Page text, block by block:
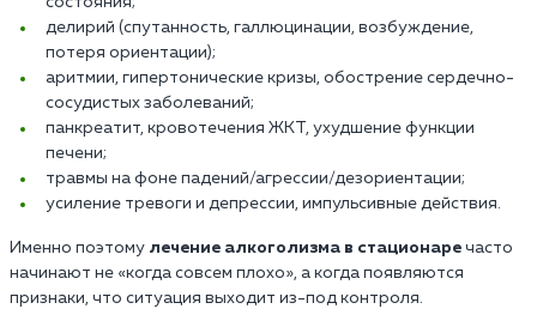
делирий (спутанность, галлюцинации, возбуждение,
потеря ориентации);
аритмии, гипертонические кризы, обострение сердечно-
сосудистых заболеваний;
панкреатит, кровотечения ЖКТ, ухудшение функции
печени;
травмы на фоне падений/агрессии/дезориентации;
усиление тревоги и депрессии, импульсивные действия.
Именно поэтому лечение алкоголизма в стационаре часто
начинают не «когда совсем плохо», а когда появляются
признаки, что ситуация выходит из-под контроля.